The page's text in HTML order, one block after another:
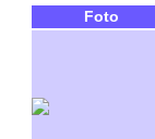
Foto